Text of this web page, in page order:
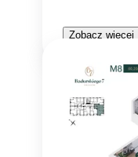
Zobacz więcej